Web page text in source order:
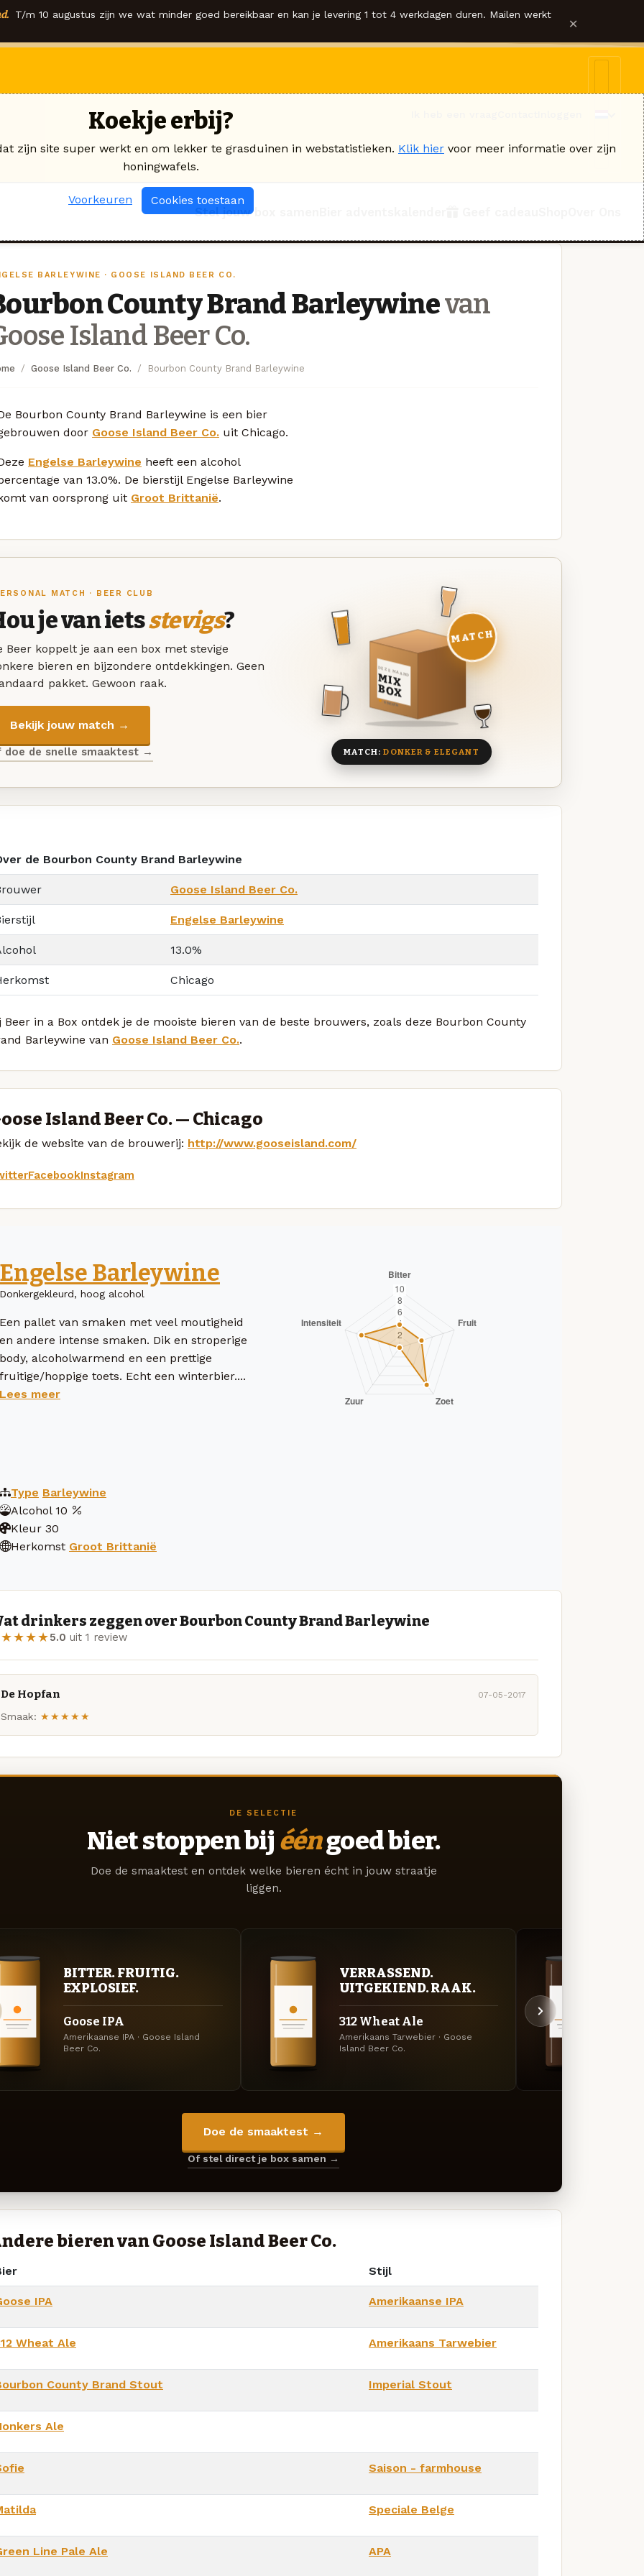
T/m 10 augustus zijn we wat minder goed bereikbaar en kan je levering 1 tot 4 werkdagen duren. Mailen werkt ×
Stel jouw box samen
BARLEYWINE · GOOSE ISLAND BEER CO.
County Brand Barleywinevan
Island Beer Co.
Goose Island Beer Co. Bourbon County Brand Barleywine
Bourbon County Brand Barleywine is een bier
door Goose Island Beer Co. uit Chicago.
Engelse Barleywine heeft een alcohol
van 13.0%. De bierstijl Engelse Barleywine
van oorsprong uit Groot Brittanië.
MATCH · BEER CLUB
je van ietsstevigs?
Beer koppelt je aan een box met stevige
bieren en bijzondere ontdekkingen. Geen
pakket. Gewoon raak.
Bekijk jouw match →
doe de snelle smaaktest →
DEZE MAAND
MIX
BOX
8 BIEREN
MATCH
MATCH:DONKER & ELEGANT
de Bourbon County Brand Barleywine
Goose Island Beer Co.
Engelse Barleywine
13.0%
Chicago
Beer in a Box ontdek je de mooiste bieren van de beste brouwers, zoals deze Bourbon County
Barleywine van Goose Island Beer Co..
Island Beer Co. — Chicago
de website van de brouwerij: http://www.gooseisland.com/
FacebookInstagram
Engelse Barleywine
Donkergekleurd, hoog alcohol
Een pallet van smaken met veel moutigheid
en andere intense smaken. Dik en stroperige
body, alcoholwarmend en een prettige
fruitige/hoppige toets. Echt een winterbier....
Lees meer
Type Barleywine
Alcohol 10
Kleur 30
Herkomst Groot Brittanië
drinkers zeggen over Bourbon County Brand Barleywine
5.0 uit 1 review
De Hopfan 07-05-2017
Smaak: ★★★★★
DE SELECTIE
Niet stoppen bij ééngoed bier.
Doe de smaaktest en ontdek welke bieren écht in jouw straatje
liggen.
BITTER. FRUITIG.
EXPLOSIEF.
Goose IPA
Amerikaanse IPA · Goose Island
Beer Co.
VERRASSEND.
UITGEKIEND. RAAK.
312 Wheat Ale
Amerikaans Tarwebier · Goose
Island Beer Co.
Doe de smaaktest →
Of stel direct je box samen →
bieren van Goose Island Beer Co.
Stijl
IPA Amerikaanse IPA
Wheat Ale Amerikaans Tarwebier
County Brand Stout Imperial Stout
Ale
Saison - farmhouse
Speciale Belge
Line Pale Ale APA
Koekje erbij?
zijn site super werkt en om lekker te grasduinen in webstatistieken. Klik hier voor meer informatie over zijn
honingwafels.
Voorkeuren Cookies toestaan